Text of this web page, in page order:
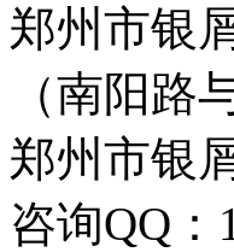
郑州市银
（南阳路
郑州市银
咨询QQ